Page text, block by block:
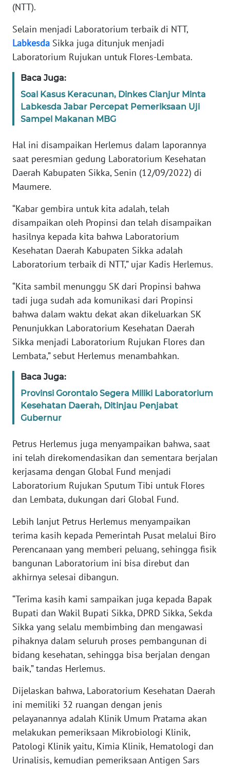
(NTT).
Selain menjadi Laboratorium terbaik di NTT,
Labkesda Sikka juga ditunjuk menjadi
Laboratorium Rujukan untuk Flores-Lembata.
Baca Juga:
Soal Kasus Keracunan, Dinkes Cianjur Minta
Labkesda Jabar Percepat Pemeriksaan Uji
Sampel Makanan MBG
Hal ini disampaikan Herlemus dalam laporannya
saat peresmian gedung Laboratorium Kesehatan
Daerah Kabupaten Sikka, Senin (12/09/2022) di
Maumere.
“Kabar gembira untuk kita adalah, telah
disampaikan oleh Propinsi dan telah disampaikan
hasilnya kepada kita bahwa Laboratorium
Kesehatan Daerah Kabupaten Sikka adalah
Laboratorium terbaik di NTT,” ujar Kadis Herlemus.
“Kita sambil menunggu SK dari Propinsi bahwa
tadi juga sudah ada komunikasi dari Propinsi
bahwa dalam waktu dekat akan dikeluarkan SK
Penunjukkan Laboratorium Kesehatan Daerah
Sikka menjadi Laboratorium Rujukan Flores dan
Lembata,” sebut Herlemus menambahkan.
Baca Juga:
Provinsi Gorontalo Segera Miliki Laboratorium
Kesehatan Daerah, Ditinjau Penjabat
Gubernur
Petrus Herlemus juga menyampaikan bahwa, saat
ini telah direkomendasikan dan sementara berjalan
kerjasama dengan Global Fund menjadi
Laboratorium Rujukan Sputum Tibi untuk Flores
dan Lembata, dukungan dari Global Fund.
Lebih lanjut Petrus Herlemus menyampaikan
terima kasih kepada Pemerintah Pusat melalui Biro
Perencanaan yang memberi peluang, sehingga fisik
bangunan Laboratorium ini bisa direbut dan
akhirnya selesai dibangun.
“Terima kasih kami sampaikan juga kepada Bapak
Bupati dan Wakil Bupati Sikka, DPRD Sikka, Sekda
Sikka yang selalu membimbing dan mengawasi
pihaknya dalam seluruh proses pembangunan di
bidang kesehatan, sehingga bisa berjalan dengan
baik,” tandas Herlemus.
Dijelaskan bahwa, Laboratorium Kesehatan Daerah
ini memiliki 32 ruangan dengan jenis
pelayanannya adalah Klinik Umum Pratama akan
melakukan pemeriksaan Mikrobiologi Klinik,
Patologi Klinik yaitu, Kimia Klinik, Hematologi dan
Urinalisis, kemudian pemeriksaan Antigen Sars
DISCLAIMER
Wahana
Regional
WN
WN
JAKARTA
JABAR
WN
BANTEN
NTT
WN
PAPUA
PAPUA
BARAT
RIAU
WN
SERAMBI
JAMBI
WN
SULTRA
NTB
WN
SULTENG
WN
SULBAR
WN
BABEL
SUMBAR